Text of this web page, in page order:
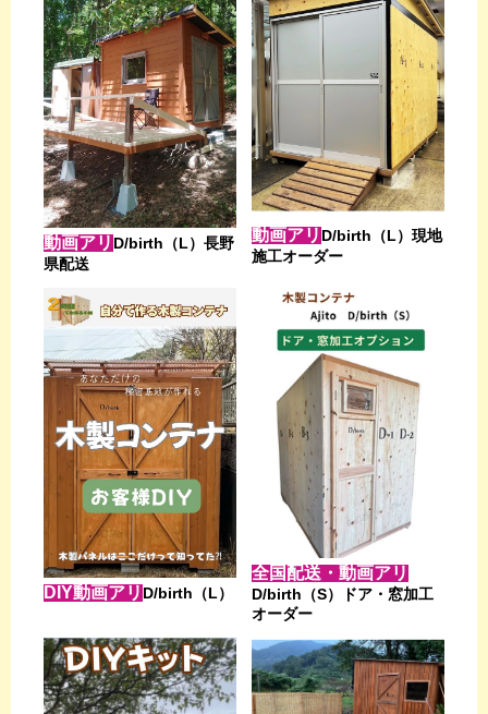
動画アリ D/birth（L）長野
県配送
動画アリ D/birth（L）現地
施工オーダー
DIY動画アリ D/birth（L）
全国配送・動画アリ
D/birth（S）ドア・窓加工
オーダー